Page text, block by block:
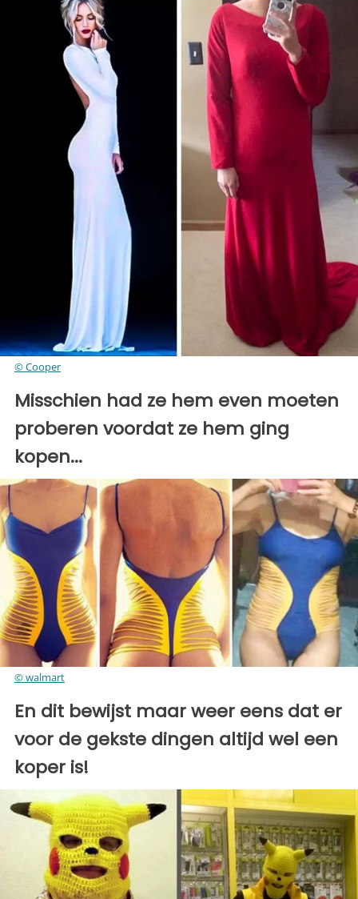
© Cooper
Misschien had ze hem even moeten
proberen voordat ze hem ging
kopen...
© walmart
En dit bewijst maar weer eens dat er
voor de gekste dingen altijd wel een
koper is!